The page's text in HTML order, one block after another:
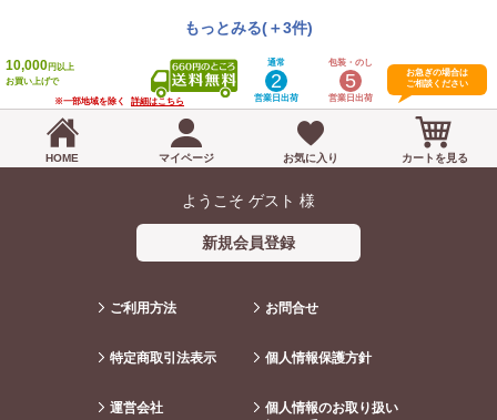
もっとみる(＋3件)
10,000円以上
お買い上げで
※一部地域を除く
詳細はこちら
通常
2
営業日出荷
包装・のし
5
営業日出荷
お急ぎの場合は
ご相談ください
HOME マイページ お気に入り カートを見る
ようこそ ゲスト 様
新規会員登録
ご利用方法 お問合せ
特定商取引法表示 個人情報保護方針
運営会社
個人情報のお取り扱い